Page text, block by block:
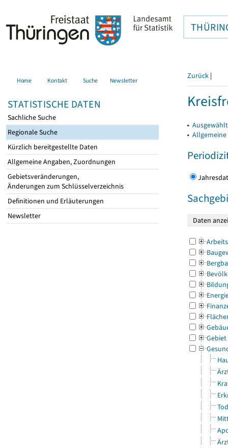
Home Kontakt Suche Newsletter
STATISTISCHE DATEN
Sachliche Suche
Regionale Suche
Kürzlich bereitgestellte Daten
Allgemeine Angaben, Zuordnungen
Gebietsveränderungen,
Änderungen zum Schlüsselverzeichnis
Definitionen und Erläuterungen
Newsletter
Zurück |
▸
▸
Gebiet